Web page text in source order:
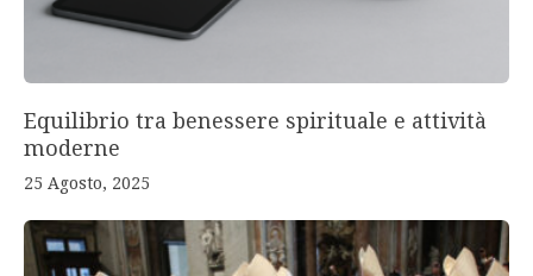
Equilibrio tra benessere spirituale e attività
moderne
25 Agosto, 2025